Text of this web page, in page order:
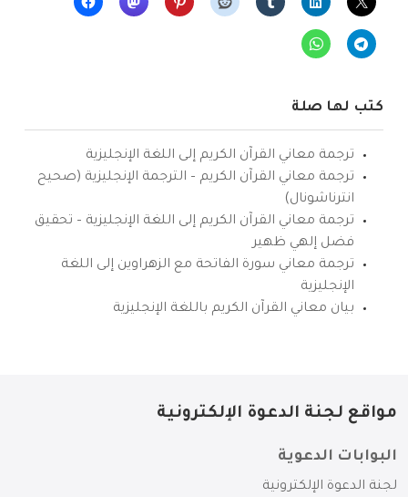
كتب لها صلة
ترجمة معاني القرآن الكريم إلى اللغة الإنجليزية
ترجمة معاني القرآن الكريم – الترجمة الإنجليزية (صحيح
انترناشونال)
ترجمة معاني القرآن الكريم إلى اللغة الإنجليزية – تحقيق
فضل إلهي ظهير
ترجمة معاني سورة الفاتحة مع الزهراوين إلى اللغة
الإنجليزية
بيان معاني القرآن الكريم باللغة الإنجليزية
مواقع لجنة الدعوة الإلكترونية
البوابات الدعوية
لجنة الدعوة الإلكترونية